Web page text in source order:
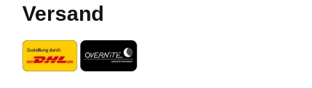
Versand